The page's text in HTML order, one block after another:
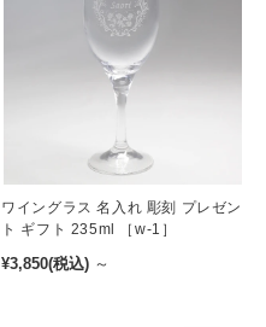
ワイングラス 名入れ 彫刻 プレゼン
ト ギフト 235ml ［w-1］
¥3,850(税込) ～